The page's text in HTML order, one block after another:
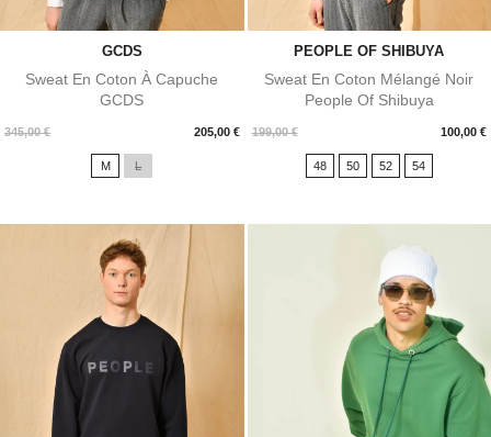
GCDS
Sweat En Coton À Capuche
GCDS
345,00 € 205,00 €
Prix
M L
PEOPLE OF SHIBUYA
Sweat En Coton Mélangé Noir
People Of Shibuya
199,00 € 100,00 €
Prix
48 50 52 54